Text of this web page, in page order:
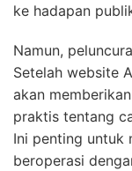
ke hadapan
Namun,
Setelah website
akan
praktis tentang
Ini penting untuk
beroperasi